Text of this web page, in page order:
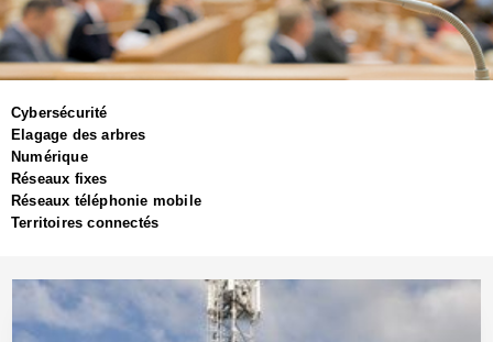
Cybersécurité
Elagage des arbres
Numérique
Réseaux fixes
Réseaux téléphonie mobile
Territoires connectés